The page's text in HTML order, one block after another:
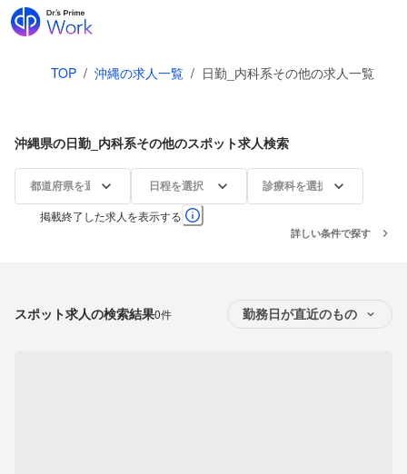
TOP / 沖縄の求人一覧 / 日勤_内科系その他の求人一覧
沖縄県の日勤_内科系その他のスポット求人検索
都道府県を選択 日程を選択 診療科を選択
掲載終了した求人を表示する
詳しい条件で探す
スポット求人の検索結果0件 勤務日が直近のもの